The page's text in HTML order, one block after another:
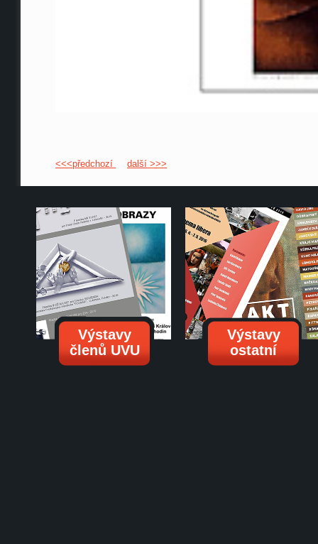
<<<předchozí další >>>
Výstavy
členů UVU
Výstavy
ostatní